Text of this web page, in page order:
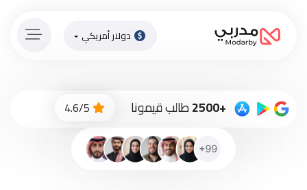
الاّن
دولار أمريكي
+2500 طالب قيمونا 4.6/5